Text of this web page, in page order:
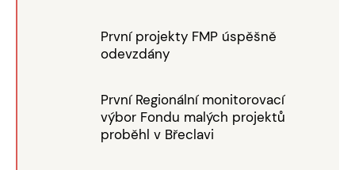
První projekty FMP úspěšně
odevzdány
První Regionální monitorovací
výbor Fondu malých projektů
proběhl v Břeclavi